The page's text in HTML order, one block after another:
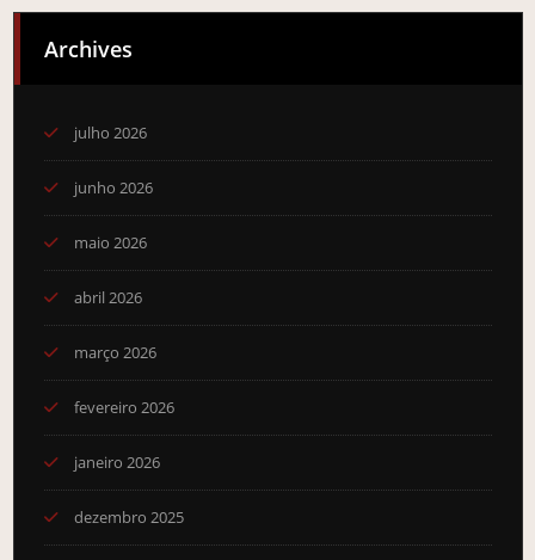
Archives
julho 2026
junho 2026
maio 2026
abril 2026
março 2026
fevereiro 2026
janeiro 2026
dezembro 2025